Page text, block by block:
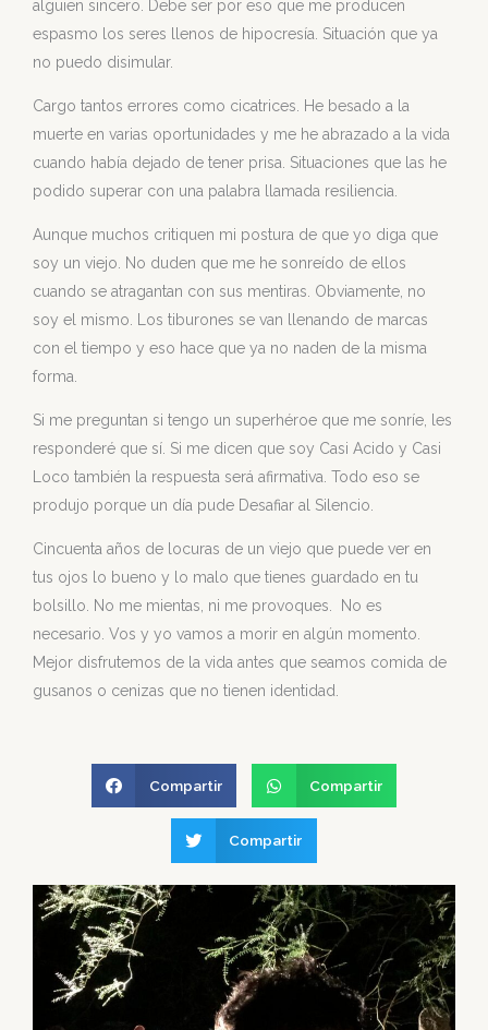
alguien sincero. Debe ser por eso que me producen
espasmo los seres llenos de hipocresía. Situación que ya
no puedo disimular.
Cargo tantos errores como cicatrices. He besado a la
muerte en varias oportunidades y me he abrazado a la vida
cuando había dejado de tener prisa. Situaciones que las he
podido superar con una palabra llamada resiliencia.
Aunque muchos critiquen mi postura de que yo diga que
soy un viejo. No duden que me he sonreído de ellos
cuando se atragantan con sus mentiras. Obviamente, no
soy el mismo. Los tiburones se van llenando de marcas
con el tiempo y eso hace que ya no naden de la misma
forma.
Si me preguntan si tengo un superhéroe que me sonríe, les
responderé que sí. Si me dicen que soy Casi Acido y Casi
Loco también la respuesta será afirmativa. Todo eso se
produjo porque un día pude Desafiar al Silencio.
Cincuenta años de locuras de un viejo que puede ver en
tus ojos lo bueno y lo malo que tienes guardado en tu
bolsillo. No me mientas, ni me provoques. No es
necesario. Vos y yo vamos a morir en algún momento.
Mejor disfrutemos de la vida antes que seamos comida de
gusanos o cenizas que no tienen identidad.
Compartir Compartir
Compartir